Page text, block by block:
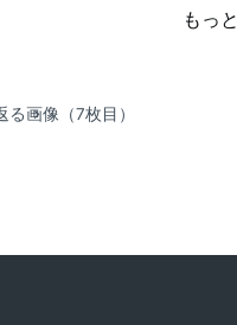
もっ
る画像（7枚目）